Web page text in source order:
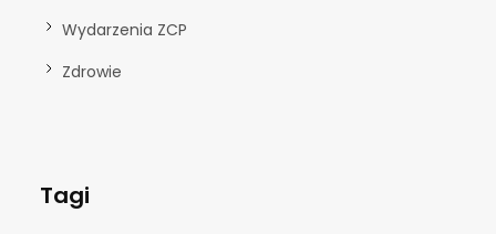
Wydarzenia ZCP
Zdrowie
Tagi